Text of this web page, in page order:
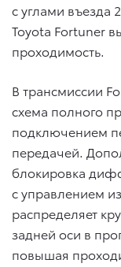
с углами въезда
Toyota Fortuner
проходимость.
В трансмиссии
схема полного
подключением
передачей.
блокировка
с управлением
распределяет
задней оси в
повышая